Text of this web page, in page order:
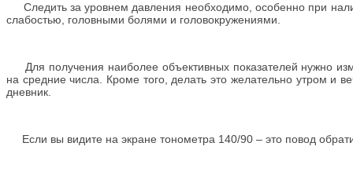
Следить за уровнем давления необходимо, особенно при
слабостью, головными болями и головокружениями.
Для получения наиболее объективных показателей нужно
на средние числа. Кроме того, делать это желательно утром и
дневник.
Если вы видите на экране тонометра 140/90 – это повод